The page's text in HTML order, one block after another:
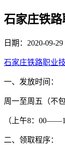
石家庄铁路
日期：2020-09-29
石家庄铁路职业
一、发放时间：
周一至周五（不
（上午8：
二、领取程序：